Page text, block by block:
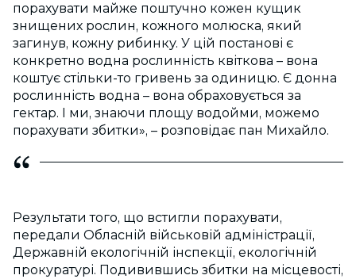
порахувати майже поштучно кожен кущик
знищених рослин, кожного молюска, який
загинув, кожну рибинку. У цій постанові є
конкретно водна рослинність квіткова – вона
коштує стільки-то гривень за одиницю. Є донна
рослинність водна – вона обраховується за
гектар. І ми, знаючи площу водойми, можемо
порахувати збитки», – розповідає пан Михайло.
Результати того, що встигли порахувати,
передали Обласній військовій адміністрації,
Державній екологічній інспекції, екологічній
прокуратурі. Подивившись збитки на місцевості,